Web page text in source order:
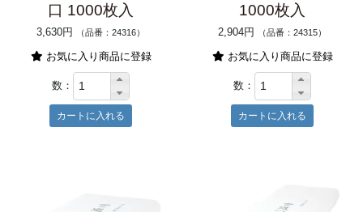
口 1000枚入
3,630円 （品番：24316）
お気に入り商品に登録
数：
1000枚入
2,904円 （品番：24315）
お気に入り商品に登録
数：